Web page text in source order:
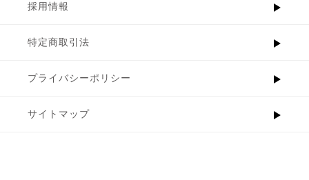
採用情報
特定商取引法
プライバシーポリシー
サイトマップ